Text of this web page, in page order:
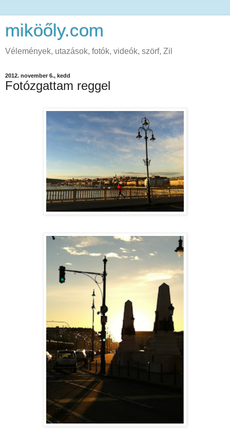
miköőly.com
Vélemények, utazások, fotók, videók, szörf, Zil
2012. november 6., kedd
Fotózgattam reggel